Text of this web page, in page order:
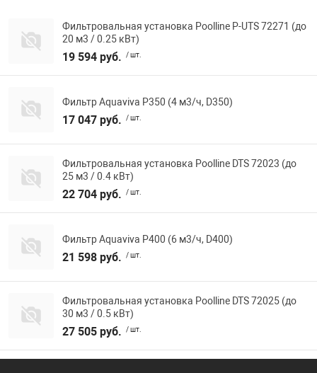
Фильтровальная установка Poolline P-UTS 72271 (до
20 м3 / 0.25 кВт)
19 594 руб. / шт.
Фильтр Aquaviva P350 (4 м3/ч, D350)
17 047 руб. / шт.
Фильтровальная установка Poolline DTS 72023 (до
25 м3 / 0.4 кВт)
22 704 руб. / шт.
Фильтр Aquaviva P400 (6 м3/ч, D400)
21 598 руб. / шт.
Фильтровальная установка Poolline DTS 72025 (до
30 м3 / 0.5 кВт)
27 505 руб. / шт.